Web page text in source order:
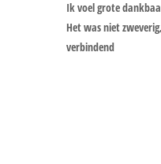
Ik voel grote
Het was niet
verbindend